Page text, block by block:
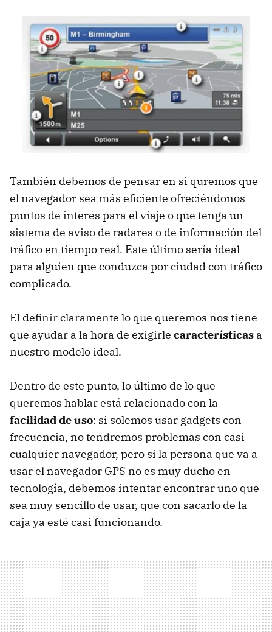
También debemos de pensar en si quremos que
el navegador sea más eficiente ofreciéndonos
puntos de interés para el viaje o que tenga un
sistema de aviso de radares o de información del
tráfico en tiempo real. Este último sería ideal
para alguien que conduzca por ciudad con tráfico
complicado.
El definir claramente lo que queremos nos tiene
que ayudar a la hora de exigirle características a
nuestro modelo ideal.
Dentro de este punto, lo último de lo que
queremos hablar está relacionado con la
facilidad de uso: si solemos usar gadgets con
frecuencia, no tendremos problemas con casi
cualquier navegador, pero si la persona que va a
usar el navegador GPS no es muy ducho en
tecnología, debemos intentar encontrar uno que
sea muy sencillo de usar, que con sacarlo de la
caja ya esté casi funcionando.